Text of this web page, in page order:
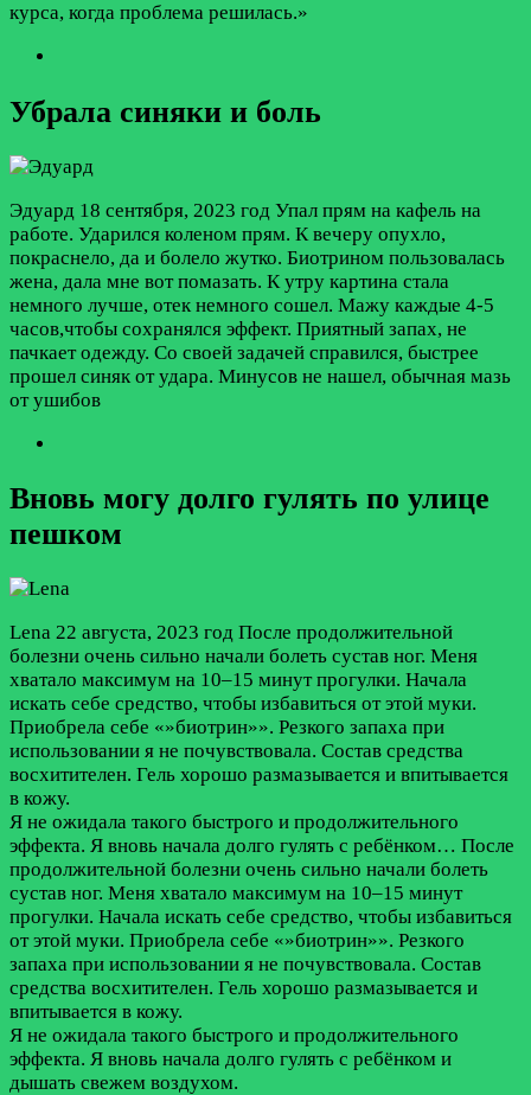
курса, когда проблема решилась.»
Убрала синяки и боль
Эдуард 18 сентября, 2023 год Упал прям на кафель на
работе. Ударился коленом прям. К вечеру опухло,
покраснело, да и болело жутко. Биотрином пользовалась
жена, дала мне вот помазать. К утру картина стала
немного лучше, отек немного сошел. Мажу каждые 4-5
часов,чтобы сохранялся эффект. Приятный запах, не
пачкает одежду. Со своей задачей справился, быстрее
прошел синяк от удара. Минусов не нашел, обычная мазь
от ушибов
Вновь могу долго гулять по улице
пешком
Lena 22 августа, 2023 год После продолжительной
болезни очень сильно начали болеть сустав ног. Меня
хватало максимум на 10–15 минут прогулки. Начала
искать себе средство, чтобы избавиться от этой муки.
Приобрела себе «»биотрин»». Резкого запаха при
использовании я не почувствовала. Состав средства
восхитителен. Гель хорошо размазывается и впитывается
в кожу.
Я не ожидала такого быстрого и продолжительного
эффекта. Я вновь начала долго гулять с ребёнком… После
продолжительной болезни очень сильно начали болеть
сустав ног. Меня хватало максимум на 10–15 минут
прогулки. Начала искать себе средство, чтобы избавиться
от этой муки. Приобрела себе «»биотрин»». Резкого
запаха при использовании я не почувствовала. Состав
средства восхитителен. Гель хорошо размазывается и
впитывается в кожу.
Я не ожидала такого быстрого и продолжительного
эффекта. Я вновь начала долго гулять с ребёнком и
дышать свежем воздухом.